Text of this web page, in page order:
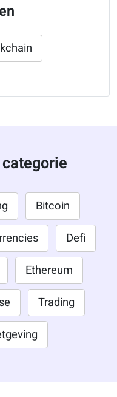
Bitcoin
Defi
Ethereum
Trading